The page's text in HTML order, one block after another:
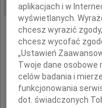
aplikacjach i w
wyświetlanych.
chcesz wyrazić
chcesz wycofać
„Ustawień
Twoje dane osobowe
celów badania i
funkcjonowania
dot. świadczonych